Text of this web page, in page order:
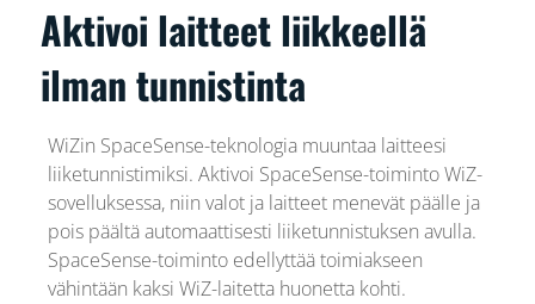
Aktivoi laitteet liikkeellä
ilman tunnistinta
WiZin SpaceSense-teknologia muuntaa laitteesi
liiketunnistimiksi. Aktivoi SpaceSense-toiminto WiZ-
sovelluksessa, niin valot ja laitteet menevät päälle ja
pois päältä automaattisesti liiketunnistuksen avulla.
SpaceSense-toiminto edellyttää toimiakseen
vähintään kaksi WiZ-laitetta huonetta kohti.